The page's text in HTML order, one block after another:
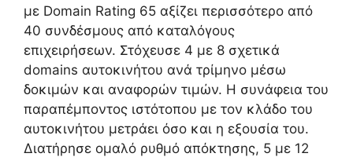
με Domain Rating 65 αξίζει περισσότερο από
40 συνδέσμους από καταλόγους
επιχειρήσεων. Στόχευσε 4 με 8 σχετικά
domains αυτοκινήτου ανά τρίμηνο μέσω
δοκιμών και αναφορών τιμών. Η συνάφεια του
παραπέμποντος ιστότοπου με τον κλάδο του
αυτοκινήτου μετράει όσο και η εξουσία του.
Διατήρησε ομαλό ρυθμό απόκτησης, 5 με 12